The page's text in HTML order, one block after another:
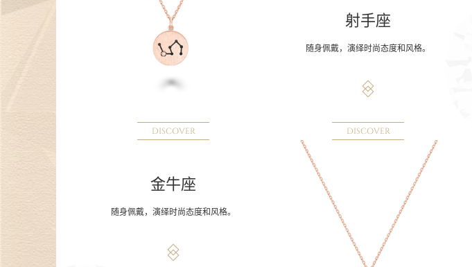
DISCOVER
射手座
随身佩戴，演绎时尚态度和风格。
DISCOVER
金牛座
随身佩戴，演绎时尚态度和风格。